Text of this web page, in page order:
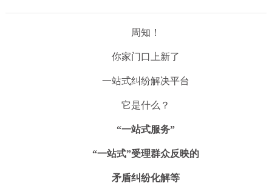
周知！
你家门口上新了
一站式纠纷解决平台
它是什么？
“一站式服务”
“一站式”受理群众反映的
矛盾纠纷化解等